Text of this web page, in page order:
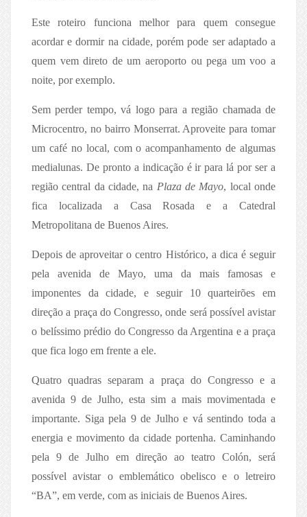
Este roteiro funciona melhor para quem consegue
acordar e dormir na cidade, porém pode ser adaptado a
quem vem direto de um aeroporto ou pega um voo a
noite, por exemplo.
Sem perder tempo, vá logo para a região chamada de
Microcentro, no bairro Monserrat. Aproveite para tomar
um café no local, com o acompanhamento de algumas
medialunas. De pronto a indicação é ir para lá por ser a
região central da cidade, na Plaza de Mayo, local onde
fica localizada a Casa Rosada e a Catedral
Metropolitana de Buenos Aires.
Depois de aproveitar o centro Histórico, a dica é seguir
pela avenida de Mayo, uma da mais famosas e
imponentes da cidade, e seguir 10 quarteirões em
direção a praça do Congresso, onde será possível avistar
o belíssimo prédio do Congresso da Argentina e a praça
que fica logo em frente a ele.
Quatro quadras separam a praça do Congresso e a
avenida 9 de Julho, esta sim a mais movimentada e
importante. Siga pela 9 de Julho e vá sentindo toda a
energia e movimento da cidade portenha. Caminhando
pela 9 de Julho em direção ao teatro Colón, será
possível avistar o emblemático obelisco e o letreiro
“BA”, em verde, com as iniciais de Buenos Aires.